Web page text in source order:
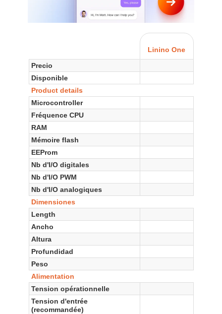
Linino One
Precio
Disponible
Product details
Microcontroller
Fréquence CPU
RAM
Mémoire flash
EEProm
Nb d'I/O digitales
Nb d'I/O PWM
Nb d'I/O analogiques
Dimensiones
Length
Ancho
Altura
Profundidad
Peso
Alimentation
Tension opérationnelle
Tension d'entrée
(recommandée)